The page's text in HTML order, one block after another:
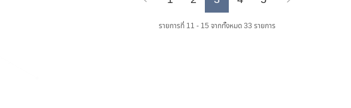
รายการที่ 11 - 15 จากทั้งหมด 33 รายการ